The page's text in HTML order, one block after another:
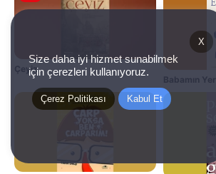
Çeyiz
Babamın Yeri
X
Size daha iyi hizmet sunabilmek
için çerezleri kullanıyoruz.
Çerez Politikası Kabul Et